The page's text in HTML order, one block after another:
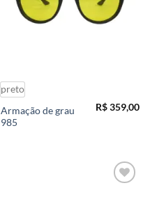
preto
Armação de grau
985
R$359,00